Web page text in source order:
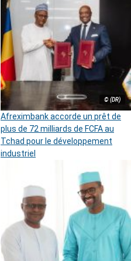
© (DR)
Afreximbank accorde un prêt de
plus de 72 milliards de FCFA au
Tchad pour le développement
industriel